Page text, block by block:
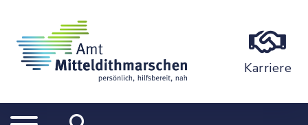
Karriere